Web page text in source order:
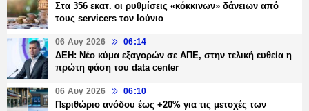
Στα 356 εκατ. οι ρυθμίσεις «κόκκινων» δάνειων από
τους servicers τον Ιούνιο
06 Αυγ 2026 06:14
ΔΕΗ: Νέο κύμα εξαγορών σε ΑΠΕ, στην τελική ευθεία η
πρώτη φάση του data center
06 Αυγ 2026 06:10
Περιθώριο ανόδου έως +20% για τις μετοχές των